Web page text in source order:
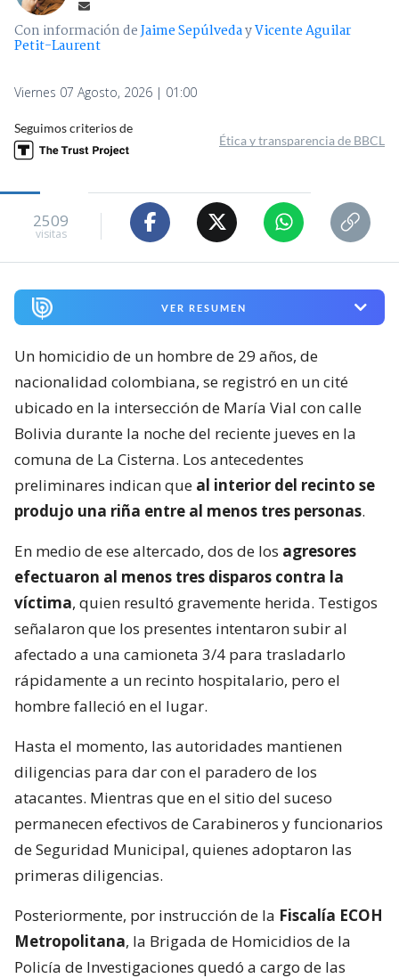
Con información deJaime SepúlvedayVicente Aguilar
Petit-Laurent
Viernes 07 Agosto, 2026 | 01:00
Seguimos criterios de
Ética y transparencia de BBCL
2509
visitas
VER RESUMEN
Un homicidio de un hombre de 29 años, de
nacionalidad colombiana, se registró en un cité
ubicado en la intersección de María Vial con calle
Bolivia durante la noche del reciente jueves en la
comuna de La Cisterna. Los antecedentes
preliminares indican que al interior del recinto se
produjo una riña entre al menos tres personas.
En medio de ese altercado, dos de los agresores
efectuaron al menos tres disparos contra la
víctima, quien resultó gravemente herida. Testigos
señalaron que los presentes intentaron subir al
afectado a una camioneta 3/4 para trasladarlo
rápidamente a un recinto hospitalario, pero el
hombre falleció en el lugar.
Hasta el momento, las autoridades mantienen
diligencias para dar con el paradero de los
atacantes. Mientras que en el sitio del suceso
permanecen efectivos de Carabineros y funcionarios
de Seguridad Municipal, quienes adoptaron las
primeras diligencias.
Posteriormente, por instrucción de la Fiscalía ECOH
Metropolitana, la Brigada de Homicidios de la
Policía de Investigaciones quedó a cargo de las